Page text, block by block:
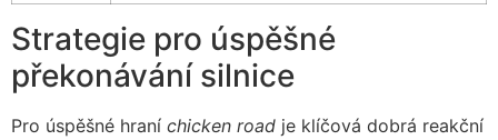
Strategie pro úspěšné
překonávání silnice
Pro úspěšné hraní chicken road je klíčová dobrá reakční